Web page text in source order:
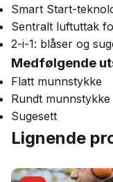
Smart Start-
Sentralt luftuttak
2-i-1: blåser og
Medfølgende
Flatt munnstykke
Rundt munnstykke
Sugesett
Lignende